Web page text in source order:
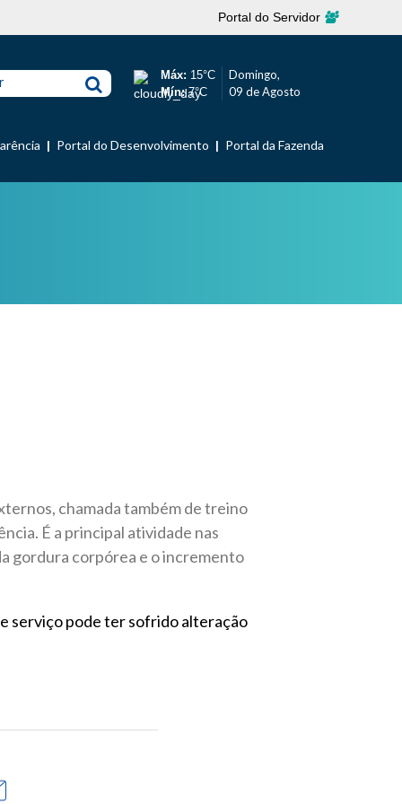
Portal do Servidor
Máx: 15°C
Mín:7°C
Domingo,
09 de Agosto
Portal do Desenvolvimento Portal da Fazenda
chamada também de treino
É a principal atividade nas
gordura corpórea e o incremento
serviço pode ter sofrido alteração